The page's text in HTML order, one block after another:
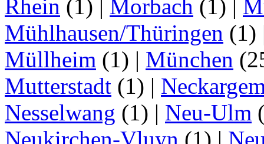
Rhein (1) | Morbach (1) |
Mühlhausen/Thüringen (1)
Müllheim (1) | München
Mutterstadt (1) |
Nesselwang (1) | Neu-Ulm